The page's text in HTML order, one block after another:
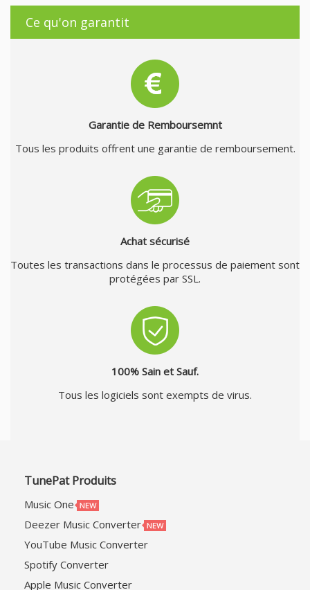
Ce qu'on garantit
Garantie de Remboursemnt
Tous les produits offrent une garantie de remboursement.
Achat sécurisé
Toutes les transactions dans le processus de paiement sont
protégées par SSL.
100% Sain et Sauf.
Tous les logiciels sont exempts de virus.
TunePat Produits
Music One
Deezer Music Converter
YouTube Music Converter
Spotify Converter
Apple Music Converter